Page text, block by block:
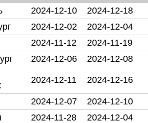
2024-12-10 2024-12-18
2024-12-02 2024-12-04
2024-11-12 2024-11-19
2024-12-06 2024-12-08
2024-12-11 2024-12-16
2024-12-07 2024-12-10
2024-11-28 2024-12-04